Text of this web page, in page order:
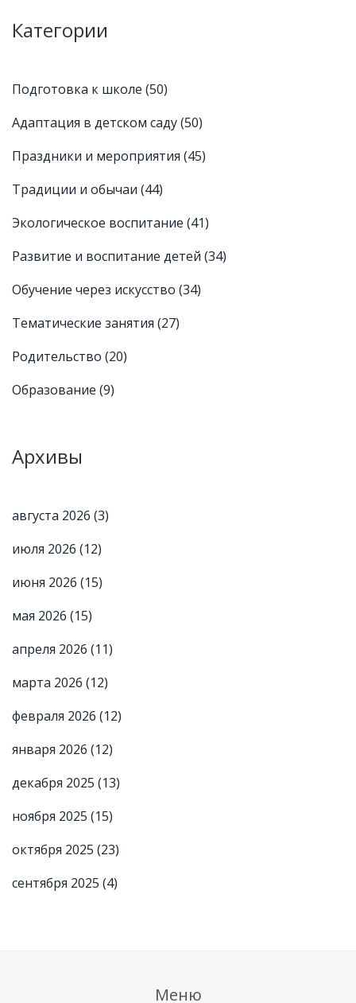
Категории
Подготовка к школе (50)
Адаптация в детском саду(50)
Праздники и мероприятия (45)
Традиции и обычаи (44)
Экологическое воспитание (41)
Развитие и воспитание детей (34)
Обучение через искусство (34)
Тематические занятия (27)
Родительство (20)
Образование (9)
Архивы
августа 2026 (3)
июля 2026 (12)
июня 2026 (15)
мая 2026 (15)
апреля 2026 (11)
марта 2026 (12)
февраля 2026 (12)
января 2026 (12)
декабря 2025 (13)
ноября 2025 (15)
октября 2025 (23)
сентября 2025 (4)
Меню